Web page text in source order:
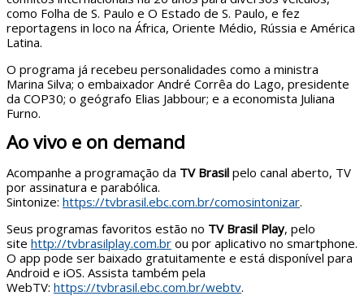
como Folha de S. Paulo e O Estado de S. Paulo, e fez
reportagens in loco na África, Oriente Médio, Rússia e América
Latina.
O programa já recebeu personalidades como a ministra
Marina Silva; o embaixador André Corrêa do Lago, presidente
da COP30; o geógrafo Elias Jabbour; e a economista Juliana
Furno.
Ao vivo e on demand
Acompanhe a programação da TV Brasil pelo canal aberto, TV
por assinatura e parabólica.
Sintonize: https://tvbrasil.ebc.com.br/comosintonizar.
Seus programas favoritos estão no TV Brasil Play, pelo
site http://tvbrasilplay.com.br ou por aplicativo no smartphone.
O app pode ser baixado gratuitamente e está disponível para
Android e iOS. Assista também pela
WebTV: https://tvbrasil.ebc.com.br/webtv.